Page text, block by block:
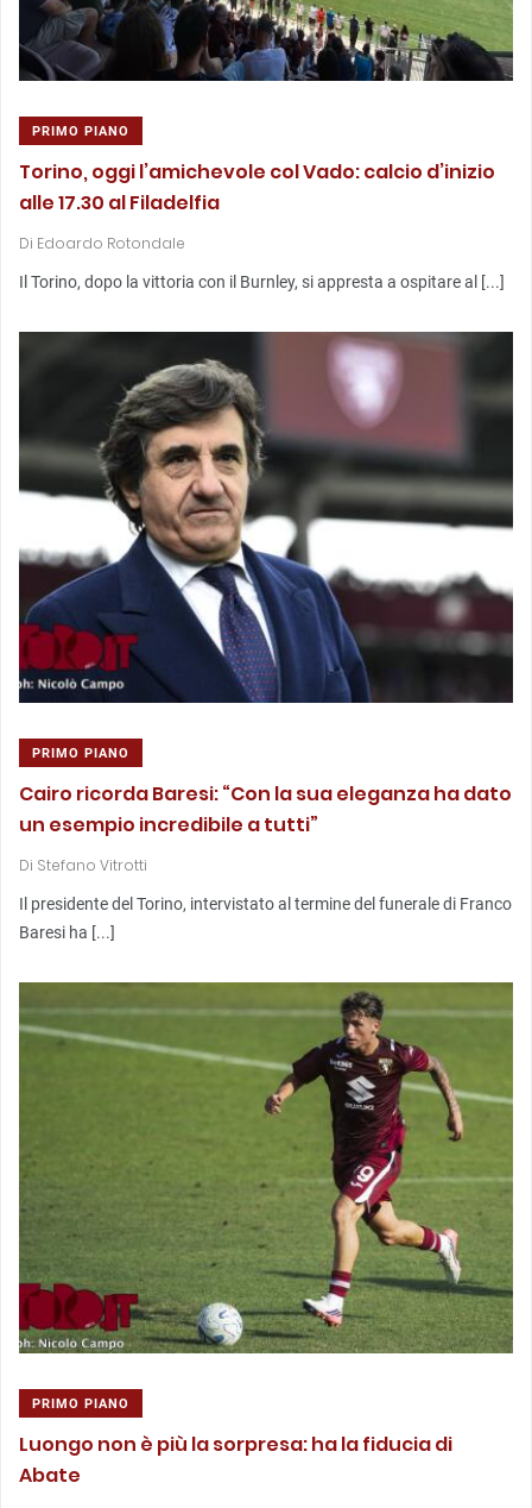
PRIMO PIANO
Torino, oggi l’amichevole col Vado: calcio d’inizio
alle 17.30 al Filadelfia
Di Edoardo Rotondale
Il Torino, dopo la vittoria con il Burnley, si appresta a ospitare al [...]
PRIMO PIANO
Cairo ricorda Baresi: “Con la sua eleganza ha dato
un esempio incredibile a tutti”
Di Stefano Vitrotti
Il presidente del Torino, intervistato al termine del funerale di Franco
Baresi ha [...]
PRIMO PIANO
Luongo non è più la sorpresa: ha la fiducia di
Abate